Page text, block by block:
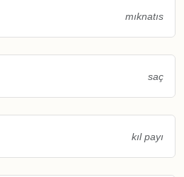
mıknatıs
saç
kıl payı